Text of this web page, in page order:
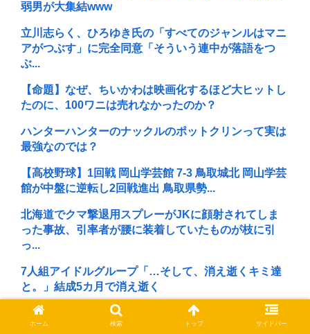
弱男が大集結www
立川志らく、ひろゆき氏の「すべてのジャンルはマニ
アがつぶす」に完全同意「そういう連中が落語をつ
ぶ...
【命題】なぜ、ちいかわは映画化するほど大ヒットし
たのに、100ワニは売れなかったのか？
ハンターハンターのナックルのポットクリンって実は
最強なのでは？
【高校野球】1回戦 岡山学芸館 7-3 鳥取城北 岡山学芸
館が中盤に逆転し2回戦進出 鳥取県勢...
北海道でクマ撃退用スプレーがJKに顔射されてしま
った事故、引率者が腰に装着していたものが枝に引
っ...
7人組アイドルグループ「…そして、消え逝くキミ達
と。」結成5カ月で消え逝く
坂口杏里さん98に到達
ホーム 検索 トップ サイドバー